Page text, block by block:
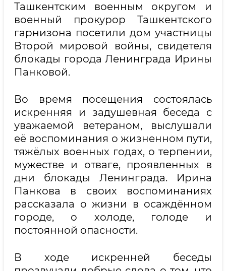
Ташкентским военным округом и
военный прокурор Ташкентского
гарнизона посетили дом участницы
Второй мировой войны, свидетеля
блокады города Ленинграда Ирины
Панковой.
Во время посещения состоялась
искренняя и задушевная беседа с
уважаемой ветераном, выслушали
её воспоминания о жизненном пути,
тяжёлых военных годах, о терпении,
мужестве и отваге, проявленных в
дни блокады Ленинграда. Ирина
Панкова в своих воспоминаниях
рассказала о жизни в осаждённом
городе, о холоде, голоде и
постоянной опасности.
В ходе искренней беседы